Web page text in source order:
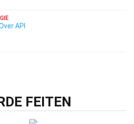
API
FEITEN